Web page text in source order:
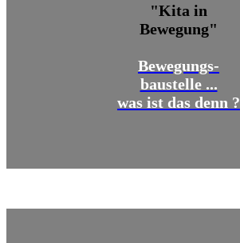
"Kita in
Bewegung"
Bewegungs-
baustelle ...
was ist das denn ?